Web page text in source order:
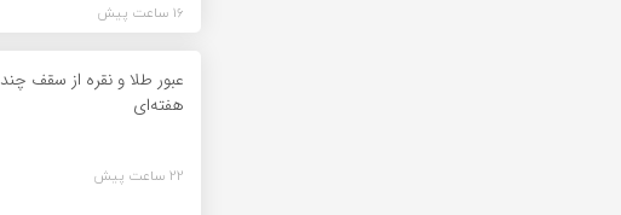
16 ساعت پیش
عبور طلا و نقره از سقف چند
هفته‌ای
22 ساعت پیش